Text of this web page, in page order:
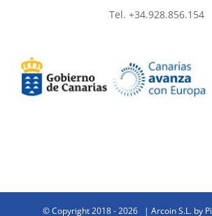
Tel. +34.928.856.154
© Copyright 2018 -2026 | Arcoin S.L. by